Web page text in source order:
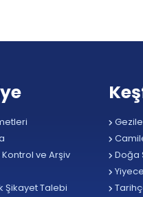
ve Arşiv
Şikayet Talebi
Doğa